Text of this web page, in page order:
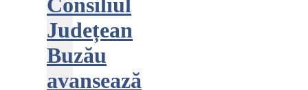
Județean
Buzău
avansează